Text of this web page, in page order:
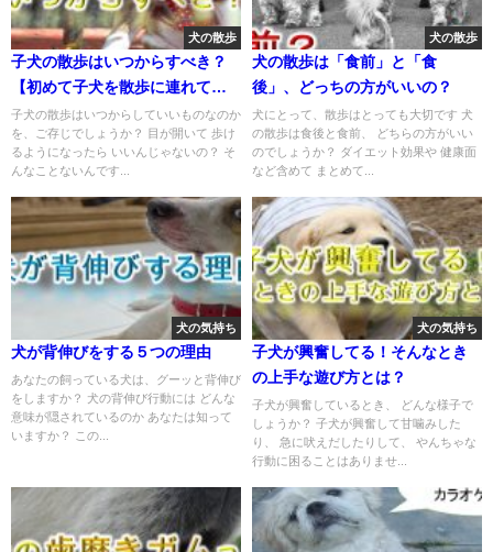
犬の散歩
子犬の散歩はいつからすべき？
【初めて子犬を散歩に連れてい
く時期】
子犬の散歩はいつからしていいものなのか
を、ご存じでしょうか？ 目が開いて 歩け
るようになったら いいんじゃないの？ そ
んなことないんです...
犬の散歩
犬の散歩は「食前」と「食
後」、どっちの方がいいの？
犬にとって、散歩はとっても大切です 犬
の散歩は食後と食前、 どちらの方がいい
のでしょうか？ ダイエット効果や 健康面
など含めて まとめて...
犬の気持ち
犬が背伸びをする５つの理由
あなたの飼っている犬は、グーッと背伸び
をしますか？ 犬の背伸び行動には どんな
意味が隠されているのか あなたは知って
いますか？ この...
犬の気持ち
子犬が興奮してる！そんなとき
の上手な遊び方とは？
子犬が興奮しているとき、 どんな様子で
しょうか？ 子犬が興奮して甘噛みした
り、 急に吠えだしたりして、 やんちゃな
行動に困ることはありませ...